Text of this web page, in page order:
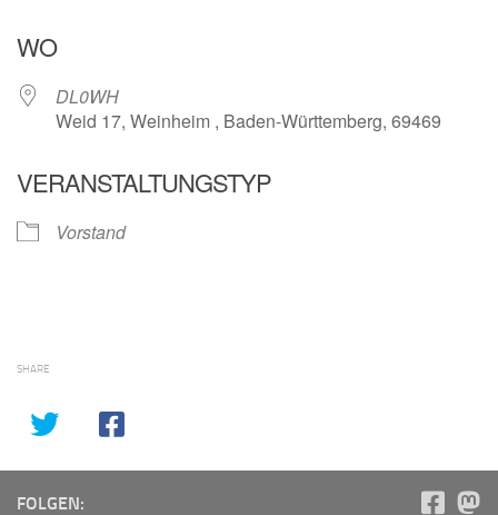
WO
DL0WH
Weid 17, Weinheim , Baden-Württemberg, 69469
VERANSTALTUNGSTYP
Vorstand
SHARE
FOLGEN: